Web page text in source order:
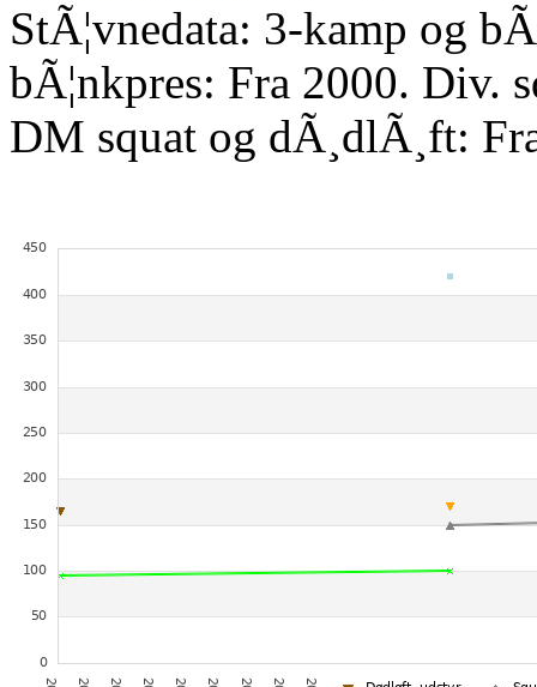
StÃ¦vnedata: 3-kamp og
bÃ¦nkpres: Fra 2000. Div.
DM squat og dÃ¸dlÃ¸ft: